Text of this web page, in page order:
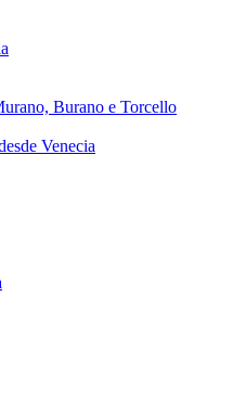
Burano e Torcello
Venecia